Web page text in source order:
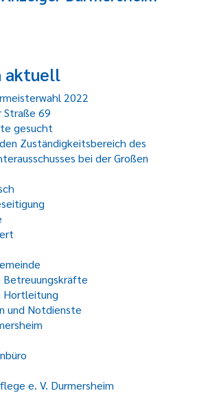
aktuell
2022
Straße 69
gesucht
Zuständigkeitsbereich des
bei der Großen
Betreuungskräfte
Hortleitung
und Notdienste
e. V. Durmersheim